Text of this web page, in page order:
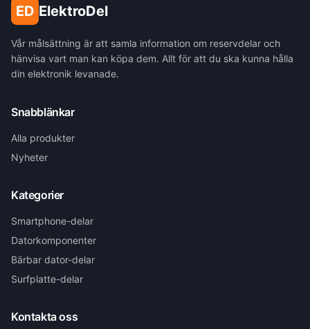
ED ElektroDel
Vår målsättning är att samla information om reservdelar och
hänvisa vart man kan köpa dem. Allt för att du ska kunna hålla
din elektronik levanade.
Snabblänkar
Alla produkter
Nyheter
Kategorier
Smartphone-delar
Datorkomponenter
Bärbar dator-delar
Surfplatte-delar
Kontakta oss